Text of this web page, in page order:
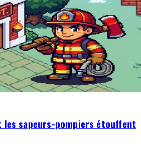
les sapeurs-pompiers étouffent